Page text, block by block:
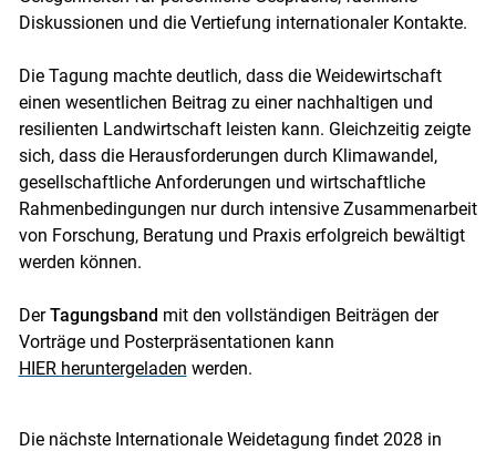
Diskussionen und die Vertiefung internationaler Kontakte.
Die Tagung machte deutlich, dass die Weidewirtschaft
einen wesentlichen Beitrag zu einer nachhaltigen und
resilienten Landwirtschaft leisten kann. Gleichzeitig zeigte
sich, dass die Herausforderungen durch Klimawandel,
gesellschaftliche Anforderungen und wirtschaftliche
Rahmenbedingungen nur durch intensive Zusammenarbeit
von Forschung, Beratung und Praxis erfolgreich bewältigt
werden können.
DerTagungsband mit den vollständigen Beiträgen der
Vorträge und Posterpräsentationen kann
HIER heruntergeladen werden.
Die nächste Internationale Weidetagung findet 2028 in